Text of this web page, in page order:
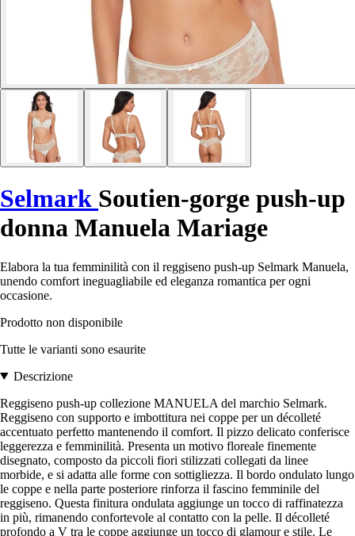
Selmark Soutien-gorge push-up
donna Manuela Mariage
Elabora la tua femminilità con il reggiseno push-up Selmark Manuela,
unendo comfort ineguagliabile ed eleganza romantica per ogni
occasione.
Prodotto non disponibile
Tutte le varianti sono esaurite
Descrizione
Reggiseno push-up collezione MANUELA del marchio Selmark.
Reggiseno con supporto e imbottitura nei coppe per un décolleté
accentuato perfetto mantenendo il comfort. Il pizzo delicato conferisce
leggerezza e femminilità. Presenta un motivo floreale finemente
disegnato, composto da piccoli fiori stilizzati collegati da linee
morbide, e si adatta alle forme con sottigliezza. Il bordo ondulato lungo
le coppe e nella parte posteriore rinforza il fascino femminile del
reggiseno. Questa finitura ondulata aggiunge un tocco di raffinatezza
in più, rimanendo confortevole al contatto con la pelle. Il décolleté
profondo a V tra le coppe aggiunge un tocco di glamour e stile. Le